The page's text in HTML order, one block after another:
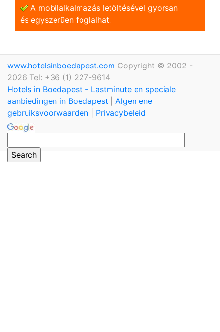
A mobilalkalmazás letöltésével gyorsan
és egyszerũen foglalhat.
www.hotelsinboedapest.com Copyright © 2002 -
2026 Tel: +36 (1) 227-9614
Hotels in Boedapest - Lastminute en speciale
aanbiedingen in Boedapest
Algemene
gebruiksvoorwaarden
Privacybeleid